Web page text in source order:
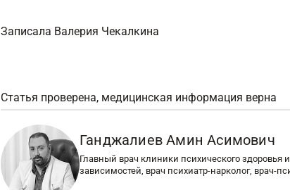
Записала Валерия Чекалкина
Статья проверена, медицинская информация верна
Ганджалиев Амин Асимович
Главный врач клиники психического здоровья
зависимостей, врач психиатр-нарколог, врач-